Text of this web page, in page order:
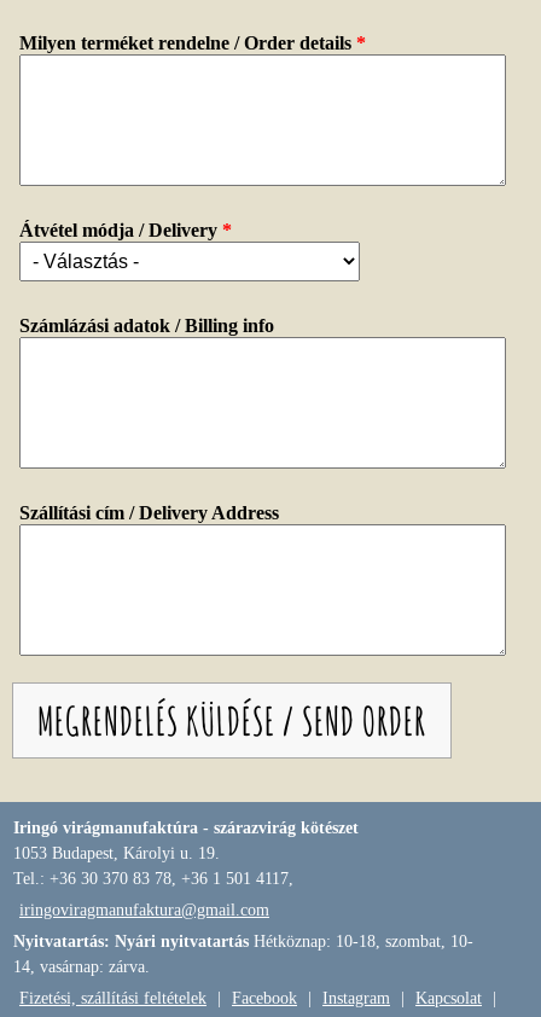
Milyen terméket rendelne / Order details *
Átvétel módja / Delivery *
Számlázási adatok / Billing info
Szállítási cím / Delivery Address
Iringó virágmanufaktúra - szárazvirág kötészet
1053 Budapest, Károlyi u. 19.
Tel.: +36 30 370 83 78, +36 1 501 4117,
iringoviragmanufaktura@gmail.com
Nyitvatartás: Nyári nyitvatartás Hétköznap: 10-18, szombat, 10-
14, vasárnap: zárva.
Fizetési, szállítási feltételek
Facebook Instagram Kapcsolat